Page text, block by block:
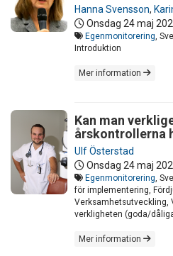
Hanna Svensson,
Onsdag 24 maj
Egenmonitorering ,
Introduktion
Mer information
Kan man
årskontrollerna
Ulf Österstad
Onsdag 24 maj
Egenmonitorering ,
för implementering,
Verksamhetsutveckling,
verkligheten (goda/
Mer information